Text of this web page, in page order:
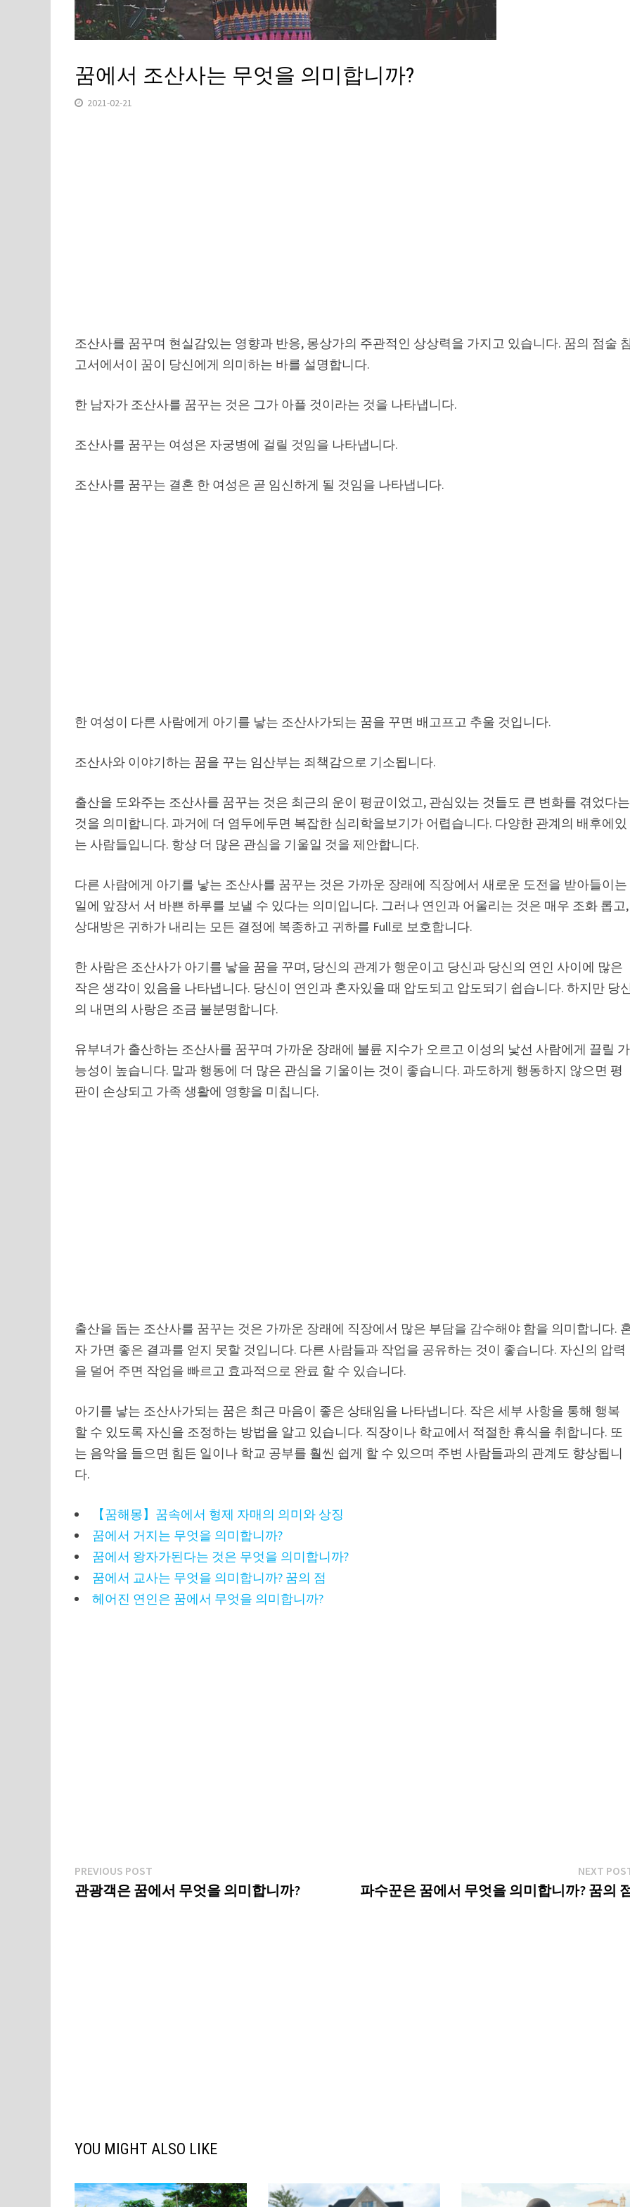
꿈에서 조산사는 무엇을 의미합니까?
2021-02-21
조산사를 꿈꾸며 현실감있는 영향과 반응, 몽상가의 주관적인 상상력을 가지고 있습니다. 꿈의 점술
고서에서이 꿈이 당신에게 의미하는 바를 설명합니다.
한 남자가 조산사를 꿈꾸는 것은 그가 아플 것이라는 것을 나타냅니다.
조산사를 꿈꾸는 여성은 자궁병에 걸릴 것임을 나타냅니다.
조산사를 꿈꾸는 결혼 한 여성은 곧 임신하게 될 것임을 나타냅니다.
한 여성이 다른 사람에게 아기를 낳는 조산사가되는 꿈을 꾸면 배고프고 추울 것입니다.
조산사와 이야기하는 꿈을 꾸는 임산부는 죄책감으로 기소됩니다.
출산을 도와주는 조산사를 꿈꾸는 것은 최근의 운이 평균이었고, 관심있는 것들도 큰 변화를 겪었다는
것을 의미합니다. 과거에 더 염두에두면 복잡한 심리학을보기가 어렵습니다. 다양한 관계의 배후에있
는 사람들입니다. 항상 더 많은 관심을 기울일 것을 제안합니다.
다른 사람에게 아기를 낳는 조산사를 꿈꾸는 것은 가까운 장래에 직장에서 새로운 도전을 받아들이는
일에 앞장서 서 바쁜 하루를 보낼 수 있다는 의미입니다. 그러나 연인과 어울리는 것은 매우 조화 롭고,
상대방은 귀하가 내리는 모든 결정에 복종하고 귀하를 Full로 보호합니다.
한 사람은 조산사가 아기를 낳을 꿈을 꾸며, 당신의 관계가 행운이고 당신과 당신의 연인 사이에 많은
작은 생각이 있음을 나타냅니다. 당신이 연인과 혼자있을 때 압도되고 압도되기 쉽습니다. 하지만 당
의 내면의 사랑은 조금 불분명합니다.
유부녀가 출산하는 조산사를 꿈꾸며 가까운 장래에 불륜 지수가 오르고 이성의 낯선 사람에게 끌릴 가
능성이 높습니다. 말과 행동에 더 많은 관심을 기울이는 것이 좋습니다. 과도하게 행동하지 않으면 평
판이 손상되고 가족 생활에 영향을 미칩니다.
출산을 돕는 조산사를 꿈꾸는 것은 가까운 장래에 직장에서 많은 부담을 감수해야 함을 의미합니다.
자 가면 좋은 결과를 얻지 못할 것입니다. 다른 사람들과 작업을 공유하는 것이 좋습니다. 자신의 압력
을 덜어 주면 작업을 빠르고 효과적으로 완료 할 수 있습니다.
아기를 낳는 조산사가되는 꿈은 최근 마음이 좋은 상태임을 나타냅니다. 작은 세부 사항을 통해 행복
할 수 있도록 자신을 조정하는 방법을 알고 있습니다. 직장이나 학교에서 적절한 휴식을 취합니다. 또
는 음악을 들으면 힘든 일이나 학교 공부를 훨씬 쉽게 할 수 있으며 주변 사람들과의 관계도 향상됩니
다.
【꿈해몽】꿈속에서 형제 자매의 의미와 상징
꿈에서 거지는 무엇을 의미합니까?
꿈에서 왕자가된다는 것은 무엇을 의미합니까?
꿈에서 교사는 무엇을 의미합니까? 꿈의 점
헤어진 연인은 꿈에서 무엇을 의미합니까?
글
탐
PREVIOUS POST
post:
관광객은 꿈에서 무엇을 의미합니까?
NEXT
파수꾼은 꿈에서 무엇을 의미합니까? 꿈의
YOU MIGHT ALSO LIKE